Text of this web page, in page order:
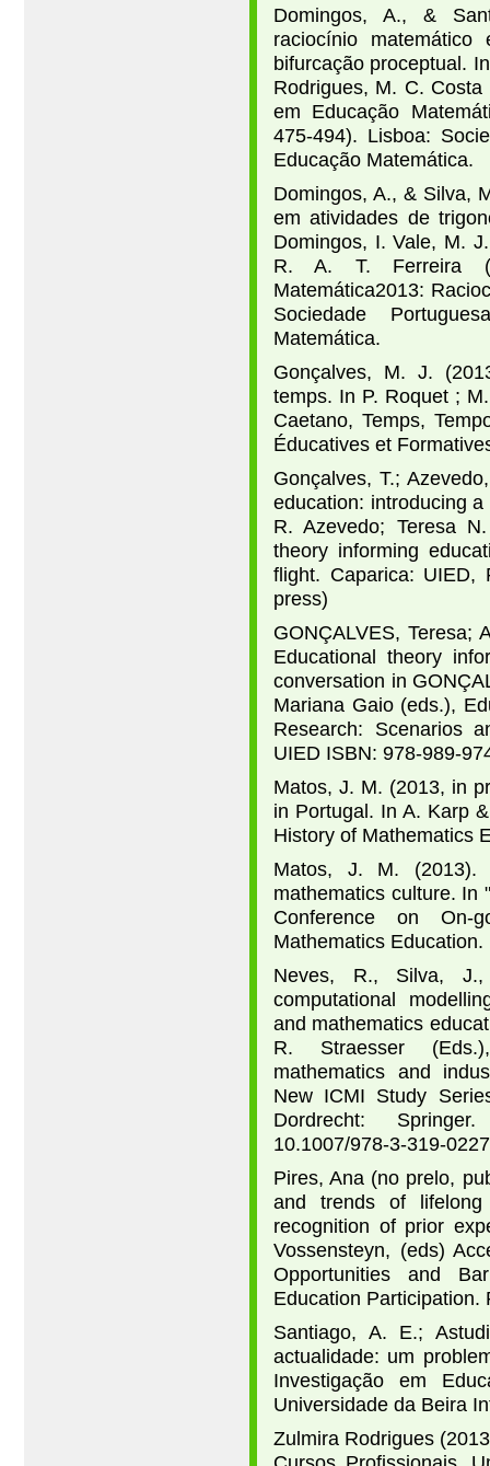
Domingos, A., &
raciocínio
bifurcação proceptual.
Rodrigues, M. C.
em Educação
475-494). Lisboa:
Educação Matemática.
Domingos, A., & Silva,
em atividades de
Domingos, I. Vale, M.
R. A. T. Ferreira
Matemática2013:
Sociedade
Matemática.
Gonçalves, M. J.
temps. In P. Roquet ;
Caetano, Temps,
Éducatives et
Gonçalves, T.;
education: introducing
R. Azevedo; Teresa
theory informing
ﬂight. Caparica: UIED,
press)
GONÇALVES, Teresa;
Educational theory
conversation in
Mariana Gaio (eds.),
Research: Scenarios
UIED ISBN: 978-989-
Matos, J. M. (2013, in
in Portugal. In A. Karp
History of Mathematics
Matos, J. M. (2013).
mathematics culture. In
Conference on
Mathematics Education.
Neves, R., Silva, J.,
computational
and mathematics
R. Straesser
mathematics and
New ICMI Study
Dordrecht:
10.1007/978-3-319-
Pires, Ana (no prelo,
and trends of
recognition of prior
Vossensteyn, (eds)
Opportunities and
Education Participation.
Santiago, A. E.;
actualidade: um
Investigação em
Universidade da Beira
Zulmira Rodrigues